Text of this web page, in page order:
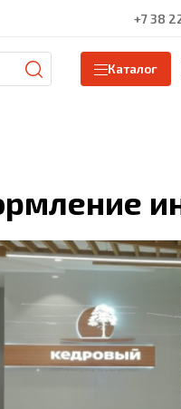
+7 38
Каталог